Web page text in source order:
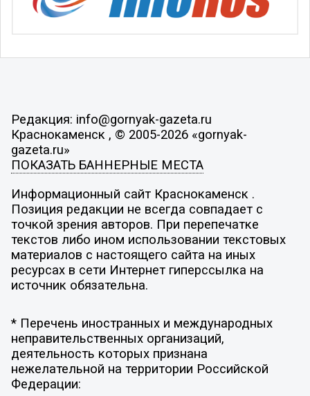
Редакция: info@gornyak-gazeta.ru
Краснокаменск , © 2005-2026 «gornyak-
gazeta.ru»
ПОКАЗАТЬ БАННЕРНЫЕ МЕСТА
Информационный сайт Краснокаменск .
Позиция редакции не всегда совпадает с
точкой зрения авторов. При перепечатке
текстов либо ином использовании текстовых
материалов с настоящего сайта на иных
ресурсах в сети Интернет гиперссылка на
источник обязательна.
* Перечень иностранных и международных
неправительственных организаций,
деятельность которых признана
нежелательной на территории Российской
Федерации: